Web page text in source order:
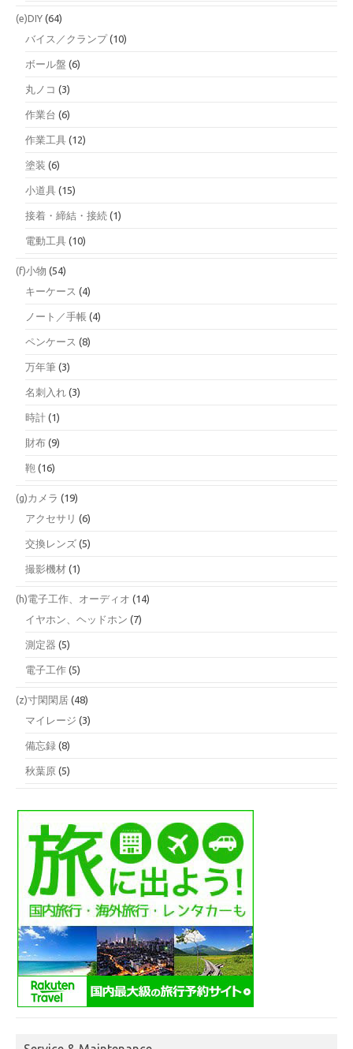
(e)DIY (64)
バイス／クランプ(10)
ボール盤 (6)
丸ノコ (3)
作業台 (6)
作業工具 (12)
塗装 (6)
小道具 (15)
接着・締結・接続 (1)
電動工具 (10)
(f)小物 (54)
キーケース (4)
ノート／手帳 (4)
ペンケース (8)
万年筆 (3)
名刺入れ (3)
時計 (1)
財布 (9)
鞄 (16)
(g)カメラ (19)
アクセサリ (6)
交換レンズ (5)
撮影機材 (1)
(h)電子工作、オーディオ (14)
イヤホン、ヘッドホン (7)
測定器 (5)
電子工作 (5)
(z)寸閑閑居 (48)
マイレージ (3)
備忘録 (8)
秋葉原 (5)